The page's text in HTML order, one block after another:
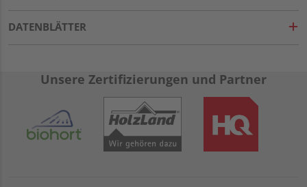
DATENBLÄTTER
Unsere Zertifizierungen und Partner